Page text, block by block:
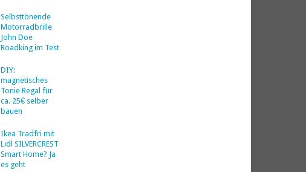
Selbsttönende
Motorradbrille
John Doe
Roadking im Test
DIY:
magnetisches
Tonie Regal für
ca. 25€ selber
bauen
Ikea Tradfri mit
Lidl SILVERCREST
Smart Home? Ja
es geht